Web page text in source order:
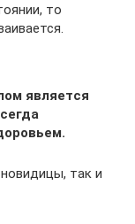
то
является
так и